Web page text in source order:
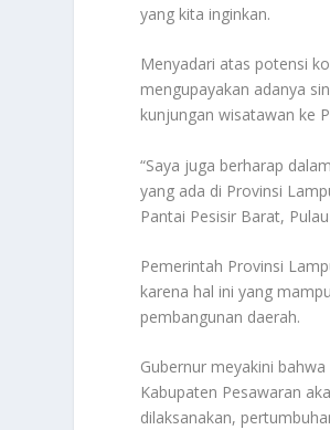
yang kita inginkan.
Menyadari atas potensi
mengupayakan adanya
kunjungan wisatawan ke
“Saya juga berharap
yang ada di Provinsi
Pantai Pesisir Barat,
Pemerintah Provinsi
karena hal ini yang
pembangunan daerah.
Gubernur meyakini
Kabupaten Pesawaran
dilaksanakan,